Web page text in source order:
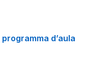
programma d’aula